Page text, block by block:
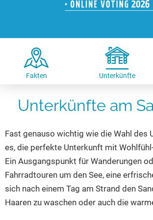
Radtouren am See
Kitesurfen
Kanu- & Kajaktouren
Badeseen in Deutschland
Wellness am See
Romantik Hotels
Urlaub an der Küste
Unterkünfte
Hotels am See
Ferienwohnungen
Camping
Kanu- & Kajak-Urlaub
Wanderurlaub
Bikeurlaub
Auszeit & Wellness
Camping am See
Top-Hotels
Top-Hotel Empfehlungen
Familienhotels
Wellness-Hotels
Biohotels
Ausgefallenes
Häuser auf dem Wasser
Hundefreundliche Unterkünfte
Seen in Deutschland
Seen in Europa
Strandbad-Verzeichnis
Überwachte Badestellen
Unsere See-Highlights
Deutschlands schönste Seen
Top Seen nach Bundesländern
Top Seen nach Regionen
Deutschlands Lieblingsseen
Fakten Unterkünfte
Unterkünfte am
Fast genauso wichtig wie die Wahl des
es, die perfekte Unterkunft mit
Ein Ausgangspunkt für Wanderungen
Fahrradtouren um den See, eine
sich nach einem Tag am Strand den
Haaren zu waschen oder auch die